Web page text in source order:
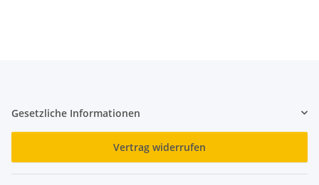
Gesetzliche Informationen
Vertrag widerrufen